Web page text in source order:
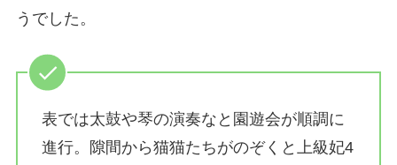
うでした。
表では太鼓や琴の演奏なと園遊会が順調に
進行。隙間から猫猫たちがのぞくと上級妃4